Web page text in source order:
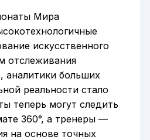
Мира
искусственного
отслеживания
аналитики больших
реальности стало
теперь могут следить
360°, а тренеры —
на основе точных